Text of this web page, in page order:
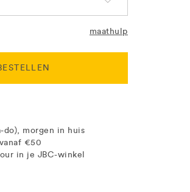
maathulp
do), morgen in huis
€50
in je JBC-winkel